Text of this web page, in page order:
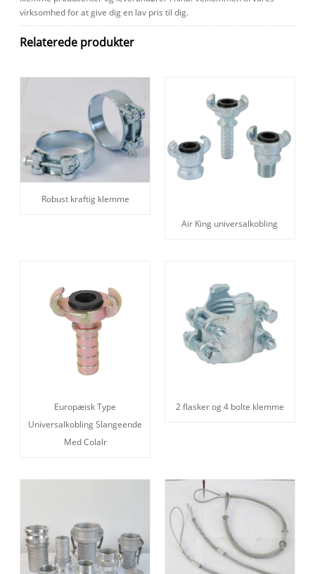
virksomhed for at give dig en lav pris til dig.
Relaterede produkter
Robust kraftig klemme
Air King universalkobling
Europæisk Type
Universalkobling Slangeende
Med Colalr
2 flasker og 4 bolte klemme